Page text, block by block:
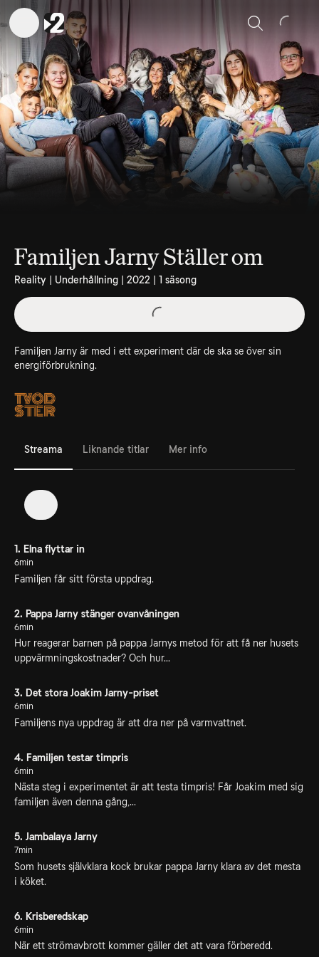
Sök
Familjen Jarny Ställer om
Reality | Underhållning | 2022 | 1 säsong
Familjen Jarny är med i ett experiment där de ska se över sin
energiförbrukning.
Streama Liknande titlar Mer info
1. Elna flyttar in
6min
Familjen får sitt första uppdrag.
2. Pappa Jarny stänger ovanvåningen
6min
Hur reagerar barnen på pappa Jarnys metod för att få ner husets
uppvärmningskostnader? Och hur...
3. Det stora Joakim Jarny-priset
6min
Familjens nya uppdrag är att dra ner på varmvattnet.
4. Familjen testar timpris
6min
Nästa steg i experimentet är att testa timpris! Får Joakim med sig
familjen även denna gång,...
5. Jambalaya Jarny
7min
Som husets självklara kock brukar pappa Jarny klara av det mesta
i köket.
6. Krisberedskap
6min
När ett strömavbrott kommer gäller det att vara förberedd.